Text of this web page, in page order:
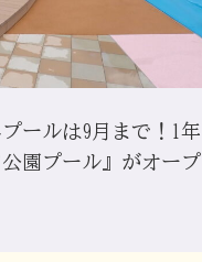
ールは9月まで！1年
園プール』がオープ